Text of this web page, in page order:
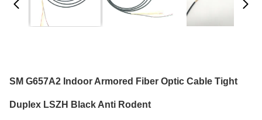
SM G657A2 Indoor Armored Fiber Optic Cable Tight
Duplex LSZH Black Anti Rodent